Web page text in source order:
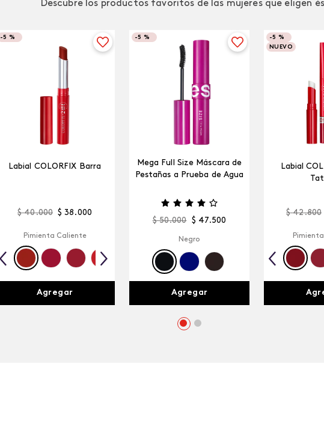
Descubre los productos favoritos de las mujeres que eligen
-5 %
Labial COLORFIX Barra
$ 40.000 $ 38 .000
Pimienta Caliente
Agregar
-5 %
Mega Full Size Máscara de
Pestañas a Prueba de Agua
$ 50.000 $ 47.500
Negro
Agregar
-5 %
NUEVO
Labial
$ 42.800